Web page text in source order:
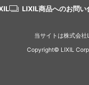
LIXIL商品へのお問い
当サイトは株式会社
Copyright© LIXIL